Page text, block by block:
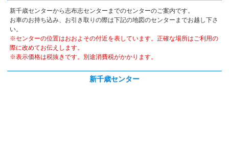
新千歳センターから志布志センターまでのセンターのご案内です。
お車のお持ち込み、お引き取りの際は下記の地図のセンターまでお越し下さ
い。
※センターの位置はおおよその付近を表しています。正確な場所はご利用の
際に改めてお伝えします。
※表示価格は税抜きです。別途消費税がかかります。
新千歳センター